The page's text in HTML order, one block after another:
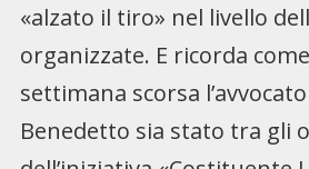
«alzato il tiro» nel livello
organizzate. E ricorda
settimana scorsa
Benedetto sia stato tra gli